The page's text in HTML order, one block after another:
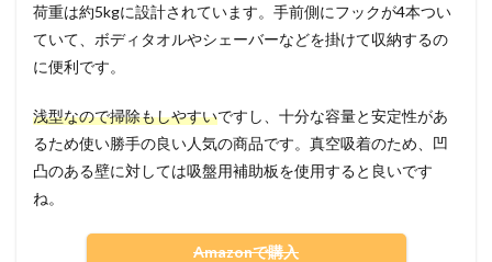
荷重は約5kgに設計されています。手前側にフックが4本つい
ていて、ボディタオルやシェーバーなどを掛けて収納するの
に便利です。
浅型なので掃除もしやすいですし、十分な容量と安定性があ
るため使い勝手の良い人気の商品です。真空吸着のため、凹
凸のある壁に対しては吸盤用補助板を使用すると良いです
ね。
Amazonで購入